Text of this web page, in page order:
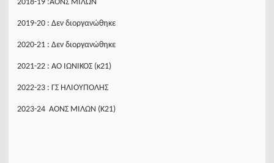
2018-19 :ΑΟΝΣ ΜΙΛΩΝ
2019-20 : Δεν διοργανώθηκε
2020-21 : Δεν διοργανώθηκε
2021-22 : ΑΟ ΙΩΝΙΚΟΣ (κ21)
2022-23 : ΓΣ ΗΛΙΟΥΠΟΛΗΣ
2023-24 ΑΟΝΣ ΜΙΛΩΝ (Κ21)